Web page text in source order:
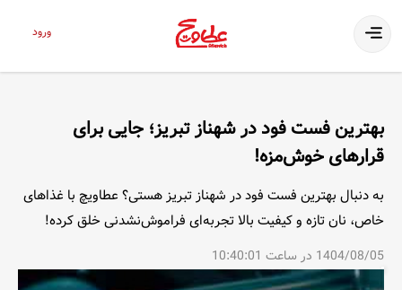
ورود
بهترین فست فود در شهناز تبریز؛ جایی برای
قرارهای خوش‌مزه!
1404/08/05 در ساعت 10:40:01
به دنبال بهترین فست فود در شهناز تبریز هستی؟ عطاویچ با غذاهای
خاص، نان تازه و کیفیت بالا تجربه‌ای فراموش‌نشدنی خلق کرده!